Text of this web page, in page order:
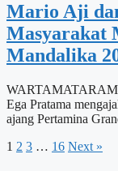
Mario Aji
Masyarakat
Mandalika
Ega Pratama
ajang Pertamina
1 2 3 … 16 Next »